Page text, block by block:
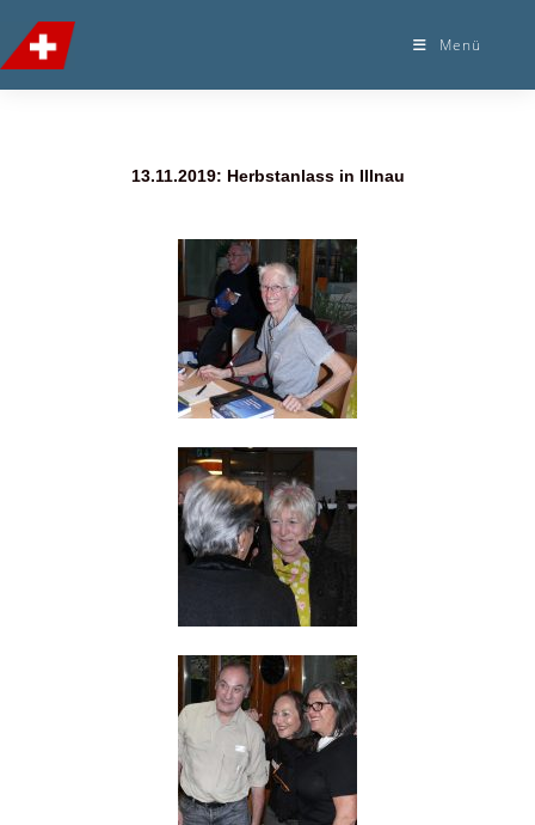
Menü
13.11.2019: Herbstanlass in Illnau